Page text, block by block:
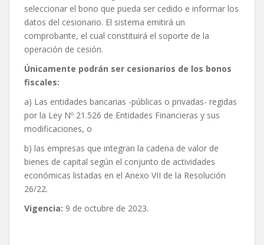
seleccionar el bono que pueda ser cedido e informar los
datos del cesionario. El sistema emitirá un
comprobante, el cual constituirá el soporte de la
operación de cesión.
Únicamente podrán ser cesionarios de los bonos
fiscales:
a) Las entidades bancarias -públicas o privadas- regidas
por la Ley Nº 21.526 de Entidades Financieras y sus
modificaciones, o
b) las empresas que integran la cadena de valor de
bienes de capital según el conjunto de actividades
económicas listadas en el Anexo VII de la Resolución
26/22.
Vigencia: 9 de octubre de 2023.